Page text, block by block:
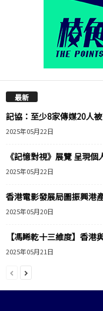
最新
記協：至少8家傳媒20人
2025年05月22日
《記憶對視》展覽 呈現
2025年05月22日
香港電影發展局圖振興港
2025年05月20日
【馮睎乾十三維度】香港
2025年05月21日